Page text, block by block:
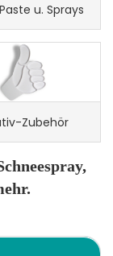
u. Sprays
Zubehör